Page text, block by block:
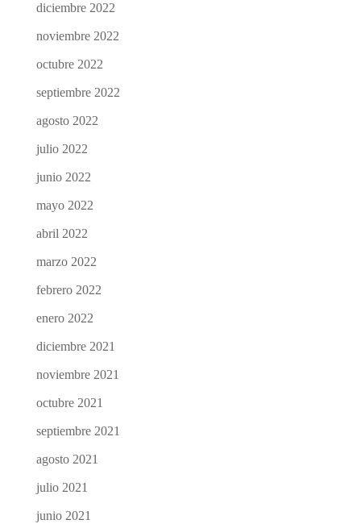
diciembre 2022
noviembre 2022
octubre 2022
septiembre 2022
agosto 2022
julio 2022
junio 2022
mayo 2022
abril 2022
marzo 2022
febrero 2022
enero 2022
diciembre 2021
noviembre 2021
octubre 2021
septiembre 2021
agosto 2021
julio 2021
junio 2021